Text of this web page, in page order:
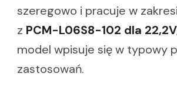
szeregowo i pracuje w
z PCM-L06S8-102 dla
model wpisuje się w typowy
zastosowań.